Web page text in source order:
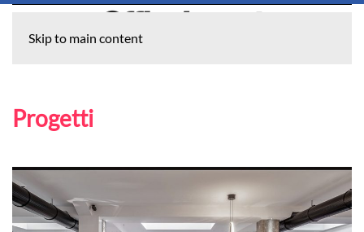
Skip to main content
Progetti